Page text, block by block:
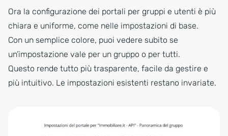
Ora la configurazione dei portali per gruppi e utenti è più
chiara e uniforme, come nelle impostazioni di base.
Con un semplice colore, puoi vedere subito se
un’impostazione vale per un gruppo o per tutti.
Questo rende tutto più trasparente, facile da gestire e
più intuitivo. Le impostazioni esistenti restano invariate.